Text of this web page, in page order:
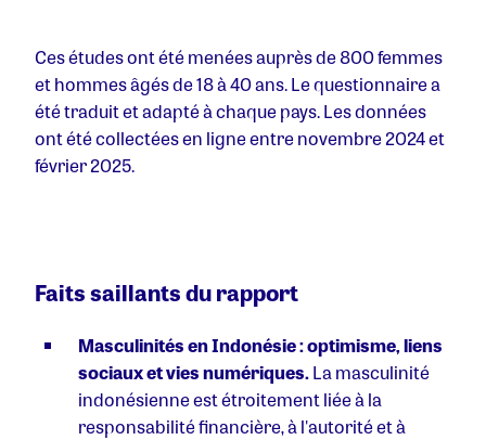
Ces études ont été menées auprès de 800 femmes
et hommes âgés de 18 à 40 ans. Le questionnaire a
été traduit et adapté à chaque pays. Les données
ont été collectées en ligne entre novembre 2024 et
février 2025.
Faits saillants du rapport
Masculinités en Indonésie : optimisme, liens
sociaux et vies numériques.La masculinité
indonésienne est étroitement liée à la
responsabilité financière, à l'autorité et à